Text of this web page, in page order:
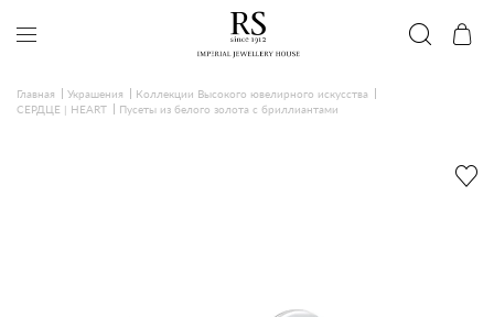
Главная Украшения
Коллекции Высокого ювелирного искусства
СЕРДЦЕ | HEART
Пусеты из белого золота с бриллиантами